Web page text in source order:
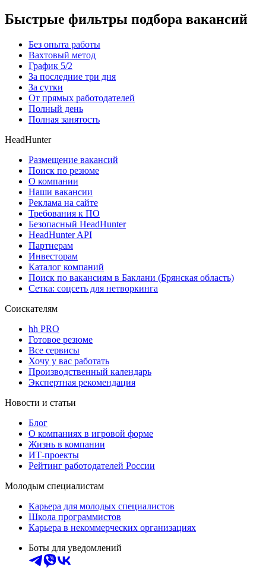
Быстрые фильтры подбора вакансий
Без опыта работы
Вахтовый метод
График 5/2
За последние три дня
За сутки
От прямых работодателей
Полный день
Полная занятость
HeadHunter
Размещение вакансий
Поиск по резюме
О компании
Наши вакансии
Реклама на сайте
Требования к ПО
Безопасный HeadHunter
HeadHunter API
Партнерам
Инвесторам
Каталог компаний
Поиск по вакансиям в Баклани (Брянская область)
Сетка: соцсеть для нетворкинга
Соискателям
hh PRO
Готовое резюме
Все сервисы
Хочу у вас работать
Производственный календарь
Экспертная рекомендация
Новости и статьи
Блог
О компаниях в игровой форме
Жизнь в компании
ИТ-проекты
Рейтинг работодателей России
Молодым специалистам
Карьера для молодых специалистов
Школа программистов
Карьера в некоммерческих организациях
Боты для уведомлений